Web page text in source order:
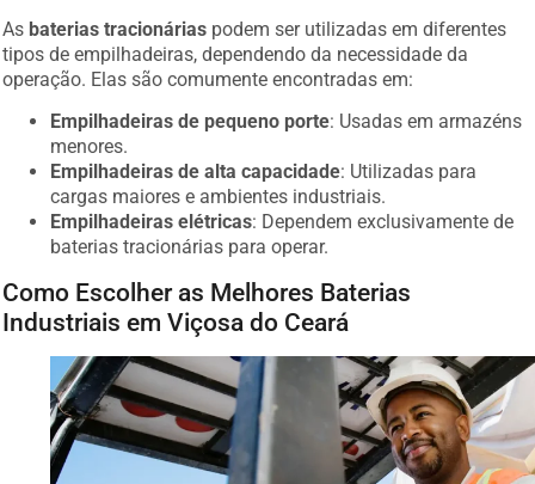
As baterias tracionárias podem ser utilizadas em diferentes
tipos de empilhadeiras, dependendo da necessidade da
operação. Elas são comumente encontradas em:
Empilhadeiras de pequeno porte: Usadas em armazéns
menores.
Empilhadeiras de alta capacidade: Utilizadas para
cargas maiores e ambientes industriais.
Empilhadeiras elétricas: Dependem exclusivamente de
baterias tracionárias para operar.
Como Escolher as Melhores Baterias
Industriais em Viçosa do Ceará